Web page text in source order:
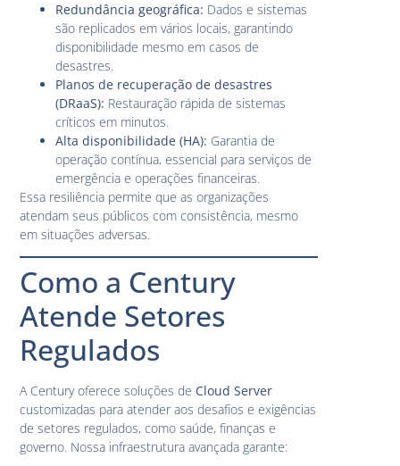
Redundância geográfica: Dados e sistemas
são replicados em vários locais, garantindo
disponibilidade mesmo em casos de
desastres.
Planos de recuperação de desastres
(DRaaS): Restauração rápida de sistemas
críticos em minutos.
Alta disponibilidade (HA): Garantia de
operação contínua, essencial para serviços de
emergência e operações financeiras.
Essa resiliência permite que as organizações
atendam seus públicos com consistência, mesmo
em situações adversas.
Como a Century
Atende Setores
Regulados
A Century oferece soluções de Cloud Server
customizadas para atender aos desafios e exigências
de setores regulados, como saúde, finanças e
governo. Nossa infraestrutura avançada garante: